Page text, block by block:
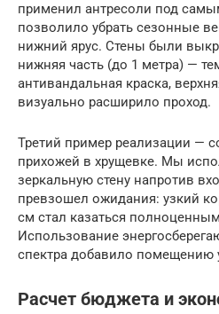
применил антресоли под
позволило убрать сезонные
нижний ярус. Стены были
нижняя часть (до 1 метра) —
антивандальная краска,
визуально расширило проход.
Третий пример реализации —
прихожей в хрущевке. Мы
зеркальную стену напротив
превзошел ожидания: узкий
см стал казаться
Использование
спектра добавило помещению
Расчет бюджета и